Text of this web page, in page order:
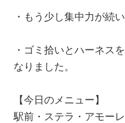
・もう少し集中力が続
・ゴミ拾いとハーネス
なりました。
【今日のメニュー】
駅前・ステラ・アモー